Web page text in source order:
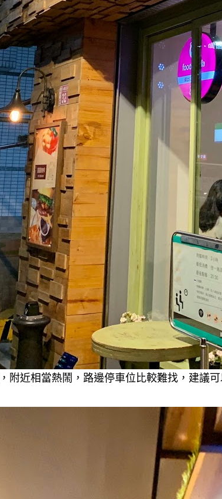
附近相當熱鬧，路邊停車位比較難找，建議